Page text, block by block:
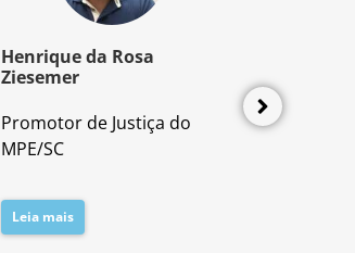
Henrique da Rosa
Ziesemer
Promotor de Justiça do
MPE/SC
Leia mais
Advogado e
Direito